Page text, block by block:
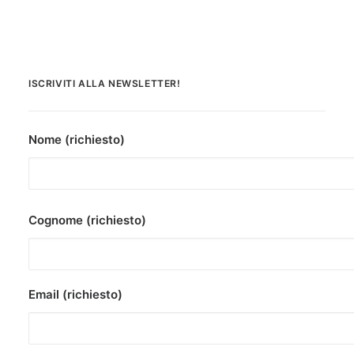
ISCRIVITI ALLA NEWSLETTER!
Nome (richiesto)
Cognome (richiesto)
Email (richiesto)